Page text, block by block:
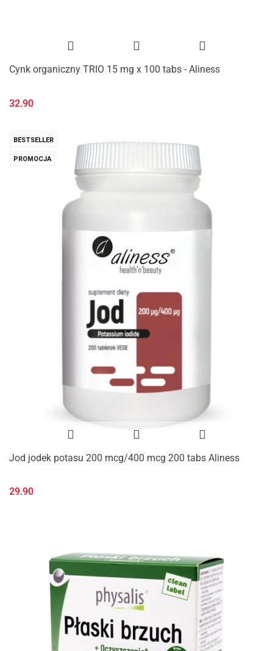
Cynk organiczny TRIO 15 mg x 100 tabs - Aliness
32.90
BESTSELLER
PROMOCJA
Jod jodek potasu 200 mcg/400 mcg 200 tabs Aliness
29.90